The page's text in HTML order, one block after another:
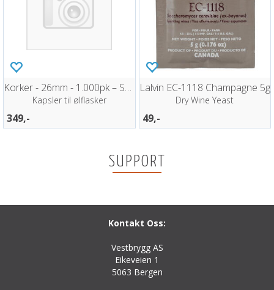
Korker - 26mm - 1.000pk – Sølv
Kapsler til ølflasker
349,-
Lalvin EC-1118 Champagne 5g
Dry Wine Yeast
49,-
SUPPORT
Kontakt Oss:
Vestbrygg AS
Eikeveien 1
5063 Bergen